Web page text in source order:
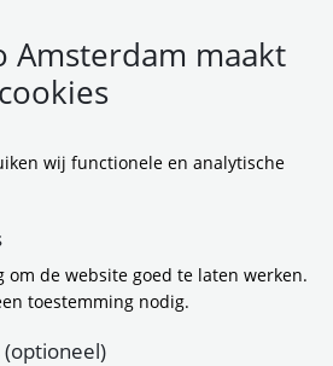
(Pagina 1 van 20)
Amsterdam maakt
wij functionele en analytische
om de website goed te laten werken.
toestemming nodig.
(optioneel)